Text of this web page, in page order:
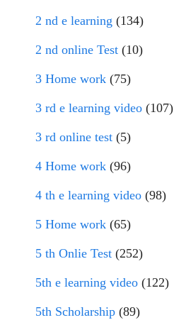
2 nd e learning (134)
2 nd online Test (10)
3 Home work (75)
3 rd e learning video (107)
3 rd online test (5)
4 Home work (96)
4 th e learning video (98)
5 Home work (65)
5 th Onlie Test (252)
5th e learning video (122)
5th Scholarship (89)